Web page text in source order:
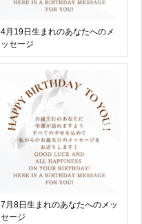
4月19日生まれのあなたへのメ
ッセージ
7月8日生まれのあなたへのメッ
セージ